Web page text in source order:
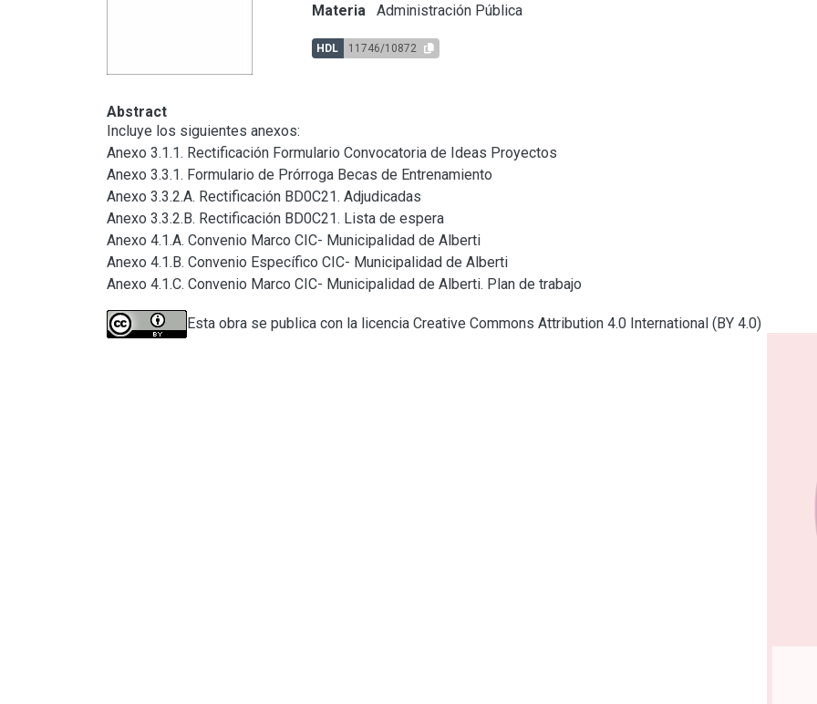
Materia Administración Pública
HDL 11746/10872
Abstract
Incluye los siguientes anexos:
Anexo 3.1.1. Rectificación Formulario Convocatoria de Ideas Proyectos
Anexo 3.3.1. Formulario de Prórroga Becas de Entrenamiento
Anexo 3.3.2.A. Rectificación BD0C21. Adjudicadas
Anexo 3.3.2.B. Rectificación BD0C21. Lista de espera
Anexo 4.1.A. Convenio Marco CIC- Municipalidad de Alberti
Anexo 4.1.B. Convenio Específico CIC- Municipalidad de Alberti
Anexo 4.1.C. Convenio Marco CIC- Municipalidad de Alberti. Plan de trabajo
Esta obra se publica con la licencia Creative Commons Attribution 4.0 International (BY 4.0)